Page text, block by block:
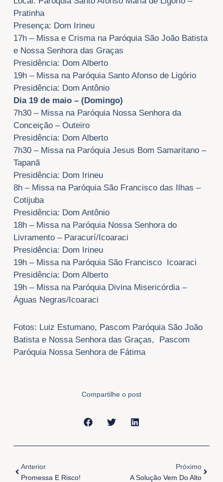
Pratinha
Presença: Dom Irineu
17h – Missa e Crisma na Paróquia São João Batista
e Nossa Senhora das Graças
Presidência: Dom Alberto
19h – Missa na Paróquia Santo Afonso de Ligório
Presidência: Dom Antônio
Dia 19 de maio – (Domingo)
7h30 – Missa na Paróquia Nossa Senhora da
Conceição – Outeiro
Presidência: Dom Alberto
7h30 – Missa na Paróquia Jesus Bom Samaritano –
Tapanã
Presidência: Dom Irineu
8h – Missa na Paróquia São Francisco das Ilhas –
Cotijuba
Presidência: Dom Antônio
18h – Missa na Paróquia Nossa Senhora do
Livramento – Paracurí/Icoaraci
Presidência: Dom Irineu
19h – Missa na Paróquia São Francisco Icoaraci
Presidência: Dom Alberto
19h – Missa na Paróquia Divina Misericórdia –
Águas Negras/Icoaraci
Fotos: Luiz Estumano, Pascom Paróquia São João
Batista e Nossa Senhora das Graças, Pascom
Paróquia Nossa Senhora de Fátima
Compartilhe o post
Anterior
Promessa E Risco!
Próximo
A Solução Vem Do Alto